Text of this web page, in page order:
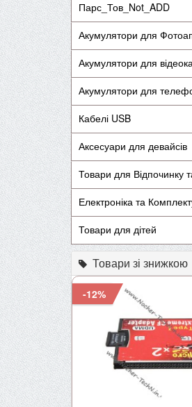
Парс_Тов_Not_ADD
Акумулятори для
Акумулятори для
Акумулятори для
Кабелі USB
Аксесуари для девайсів
Товари для Відпочинку
Електроніка та
Товари для дітей
Товари зі знижкою
-12%